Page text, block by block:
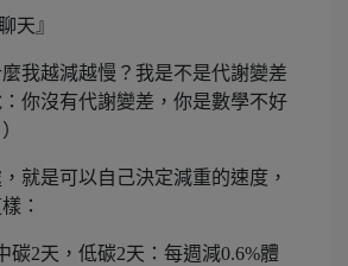
天』
我越減越慢？我是不是代謝變差
你沒有代謝變差，你是數學不好
就是可以自己決定減重的速度，
：
碳2天，低碳2天：每週減0.6%體